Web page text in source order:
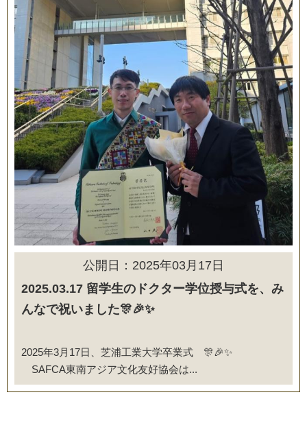
公開日：2025年03月17日
2025.03.17 留学生のドクター学位授与式を、み
んなで祝いました🎊🎉✨
2025年3月17日、芝浦工業大学卒業式 🎊🎉✨
SAFCA東南アジア文化友好協会は...